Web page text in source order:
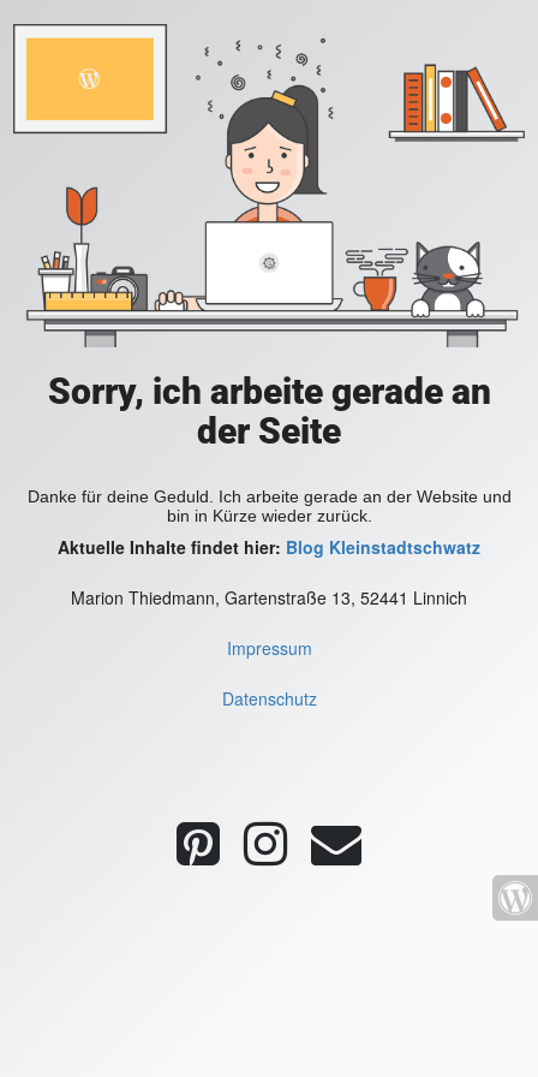
Sorry, ich arbeite gerade an
der Seite
Danke für deine Geduld. Ich arbeite gerade an der Website und
bin in Kürze wieder zurück.
Aktuelle Inhalte findet hier: Blog Kleinstadtschwatz
Marion Thiedmann, Gartenstraße 13, 52441 Linnich
Impressum
Datenschutz